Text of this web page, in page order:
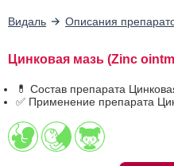
Видаль Описания
Цинковая мазь (Zinc
💊 Состав препарата
✅ Применение препарата